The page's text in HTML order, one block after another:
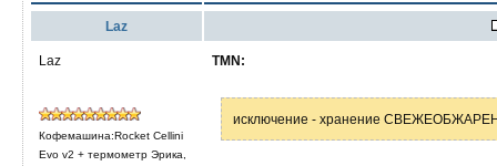
Laz
Laz
Кофемашина:Rocket Cellini
Evo v2 + термометр Эрика,
TMN:
исключение - хранение